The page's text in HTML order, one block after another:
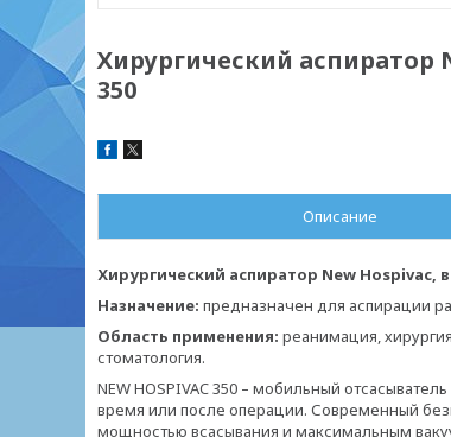
Хирургический аспиратор
350
Описание
Хирургический аспиратор New Hospivac,
Назначение: предназначен для аспирации
Область применения: реанимация,
стоматология.
NEW HOSPIVAC 350 – мобильный
время или после операции. Современный
мощностью всасывания и максимальным